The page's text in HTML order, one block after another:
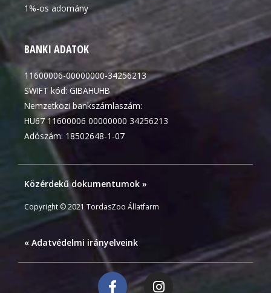
1%-os adomány
BANKI ADATOK
11600006-00000000-34256213
SWIFT kód: GIBAHUHB
Nemzetközi bankszámlaszám:
HU67 11600006 00000000 34256213
Adószám: 18502648-1-07
Közérdekű dokumentumok »
Copyright © 2021 TordasZoo Állatfarm
« Adatvédelmi irányelveink
F I